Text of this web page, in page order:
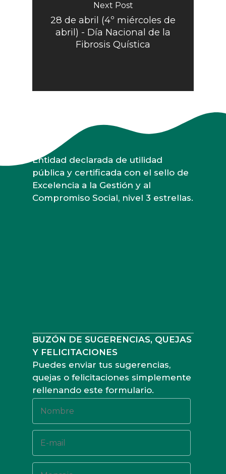
Next Post
28 de abril (4º miércoles de
abril) - Día Nacional de la
Fibrosis Quística
Entidad declarada de utilidad
pública y certificada con el sello de
Excelencia a la Gestión y al
Compromiso Social, nivel 3 estrellas.
BUZÓN DE SUGERENCIAS, QUEJAS
Y FELICITACIONES
Puedes enviar tus sugerencias,
quejas o felicitaciones simplemente
rellenando este formulario.